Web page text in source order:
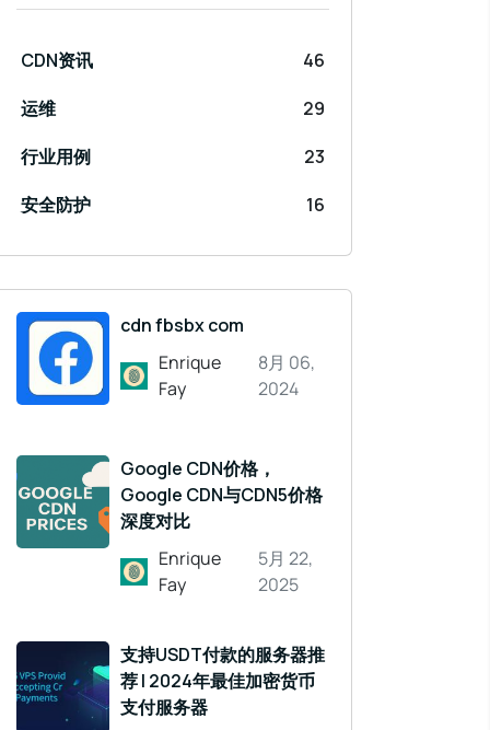
CDN资讯
46
运维
29
行业用例
23
安全防护
16
cdn fbsbx com
Enrique
Fay
8月 06,
2024
Google CDN价格，
Google CDN与CDN5价格
深度对比
Enrique
Fay
5月 22,
2025
支持USDT付款的服务器推
荐 | 2024年最佳加密货币
支付服务器